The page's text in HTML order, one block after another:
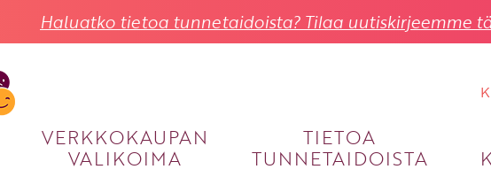
Haluatko tietoa tunnetaidoista? Tilaa uutiskirjeemme
VERKKOKAUPAN
VALIKOIMA
TIETOA
TUNNETAIDOISTA
KIRJAUDU SISÄÄN